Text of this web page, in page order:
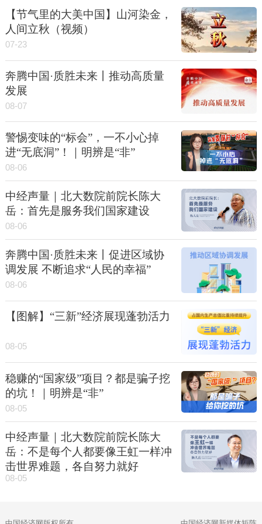
【节气里的大美中国】山河染金，
人间立秋（视频）
07-23
奔腾中国·质胜未来丨推动高质量
发展
08-07
警惕变味的“标会”，一不小心掉
进“无底洞”！｜明辨是“非”
08-06
中经声量｜北大数院前院长陈大
岳：首先是服务我们国家建设
08-06
奔腾中国·质胜未来丨促进区域协
调发展 不断追求“人民的幸福”
08-06
【图解】“三新”经济展现蓬勃活力
08-05
稳赚的“国家级”项目？都是骗子挖
的坑！｜明辨是“非”
08-05
中经声量｜北大数院前院长陈大
岳：不是每个人都要像王虹一样冲
击世界难题，各自努力就好
08-05